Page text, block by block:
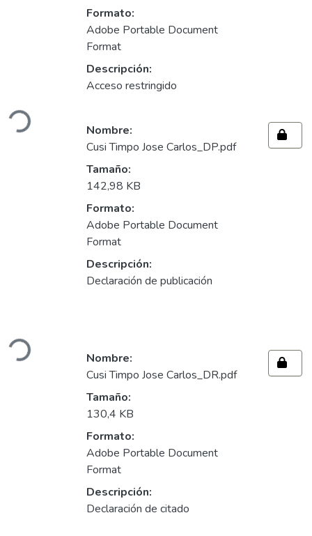
Cargando...
Formato:
Adobe Portable Document
Format
Descripción:
Acceso restringido
Cargando...
Nombre:
Cusi Timpo Jose Carlos_DP.pdf
Tamaño:
142,98 KB
Formato:
Adobe Portable Document
Format
Descripción:
Declaración de publicación
Nombre:
Cusi Timpo Jose Carlos_DR.pdf
Tamaño:
130,4 KB
Formato:
Adobe Portable Document
Format
Descripción:
Declaración de citado